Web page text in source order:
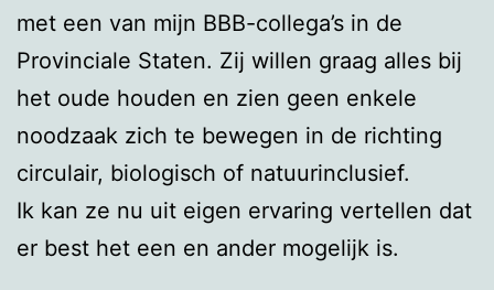
met een van mijn BBB-collega’s in de
Provinciale Staten. Zij willen graag alles bij
het oude houden en zien geen enkele
noodzaak zich te bewegen in de richting
circulair, biologisch of natuurinclusief.
Ik kan ze nu uit eigen ervaring vertellen dat
er best het een en ander mogelijk is.